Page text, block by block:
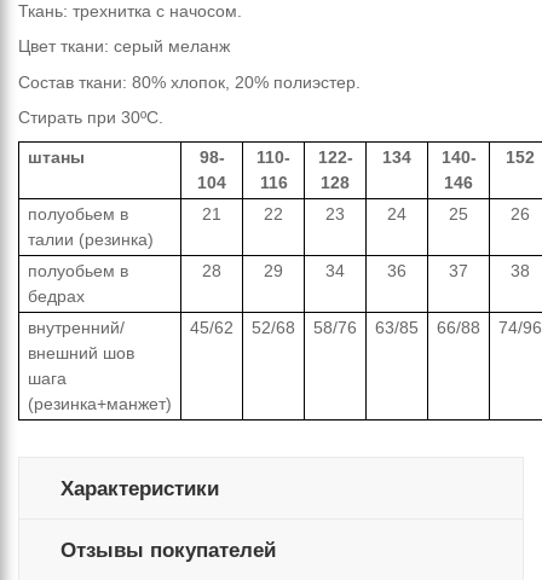
Ткань: трехнитка с начосом.
Цвет ткани: серый меланж
Состав ткани: 80% хлопок , 20% полиэстер.
Стирать при 30ºС.
штаны
98-
104
110-
116
122-
128
134
140-
146
152
полуобьем в
талии (резинка)
21 22 23 24 25 26
полуобьем в
бедрах
28 29 34 36 37 38
внутренний/
внешний шов
шага
(резинка+манжет)
45/62 52/68 58/76 63/85 66/88 74/96
Характеристики
Отзывы покупателей